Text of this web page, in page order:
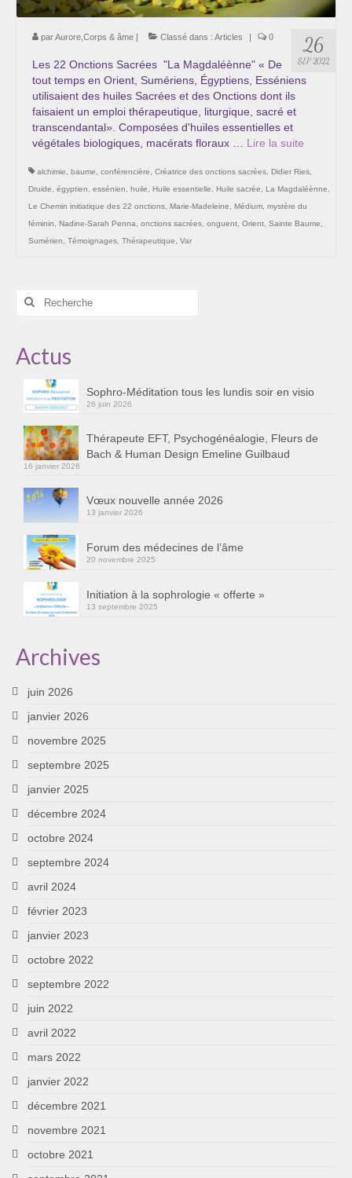
Chemin de libération et d’expression de soi »
Cœur de Femme »
Les Onctions Sacrées -La Magdaléenne –
Nadine-Sarah Penna
Qui suis je ?
Mon cursus d’évolution vers une femme plus
consciente
Calendrier
Sophro-Méditation tous les lundis soir en visio
Cursus « Le chemin par la psyché »
Prendre contact
Bertrand Thomas, Psychopraticien
Cursus « Le chemin par la psyché »
Sophro-Méditation tous les lundis soir en visio
Sophrologie
Témoignages B
Prendre contact
26
SEP 2022
parAurore,Corps & âme | Classé dans : Articles | 0
Les 22 Onctions Sacrées "La Magdaléènne" « De
tout temps en Orient, Sumériens, Égyptiens, Esséniens
utilisaient des huiles Sacrées et des Onctions dont ils
faisaient un emploi thérapeutique, liturgique, sacré et
transcendantal». Composées d'huiles essentielles et
végétales biologiques, macérats floraux … Lire la suite­­
alchimie baume conférencière Créatrice des onctions sacrées Didier Ries
Druide
égyptien essénien huile Huile essentielle Huile sacrée La Magdaléènne
Le Chemin initiatique des 22 onctions
Marie-Madeleine Médium mystère du
féminin
Nadine-Sarah Penna onctions sacrées onguent Orient Sainte Baume
Sumérien
Témoignages Thérapeutique Var
Rechercher
Actus
Sophro-Méditation tous les lundis soir en visio
26 juin 2026
Thérapeute EFT, Psychogénéalogie, Fleurs de
Bach & Human Design Emeline Guilbaud
16 janvier 2026
Vœux nouvelle année 2026
13 janvier 2026
Forum des médecines de l’âme
20 novembre 2025
Initiation à la sophrologie « offerte »
13 septembre 2025
Archives
juin 2026
janvier 2026
novembre 2025
septembre 2025
janvier 2025
décembre 2024
octobre 2024
septembre 2024
avril 2024
février 2023
janvier 2023
octobre 2022
septembre 2022
juin 2022
avril 2022
mars 2022
janvier 2022
décembre 2021
novembre 2021
octobre 2021